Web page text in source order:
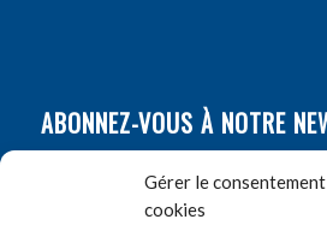
Gérer le
cookies
ABONNEZ-VOUS À NOTRE